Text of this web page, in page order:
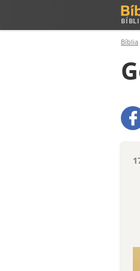
Bíblia